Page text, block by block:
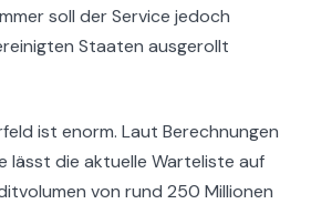
soll der Service jedoch
Staaten ausgerollt
ist enorm. Laut Berechnungen
lässt die aktuelle Warteliste auf
von rund 250 Millionen